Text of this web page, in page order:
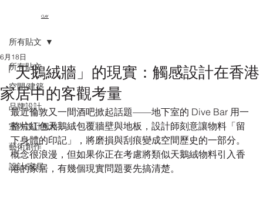
CLAY
所有貼文
空間/建築
品牌設計
室內設計風格
藝術創作
設計/家居
所有貼文
「天鵝絨牆」的現實：觸感設計在香港
家居中的客觀考量
6月18日
最近倫敦又一間酒吧掀起話題——地下室的 Dive Bar 用一
整片紅色天鵝絨包覆牆壁與地板，設計師刻意讓物料「留
下身體的印記」，將磨損與刮痕變成空間歷史的一部分。
概念很浪漫，但如果你正在考慮將類似天鵝絨物料引入香
港的家居，有幾個現實問題要先搞清楚。